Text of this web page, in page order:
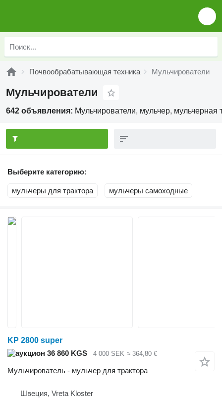
Почвообрабатывающая техника Мульчирователи
Мульчирователи
642 объявления: Мульчирователи, мульчер, мульчерная
Выберите категорию:
мульчеры для трактора мульчеры самоходные
KP 2800 super
36 860 KGS
4 000 SEK ≈ 364,80 €
Мульчирователь - мульчер для трактора
Швеция, Vreta Kloster